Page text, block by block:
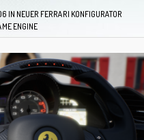
IN NEUER FERRARI KONFIGURATOR
ENGINE